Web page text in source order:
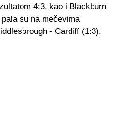
4:3, kao i Blackburn
su na mečevima
- Cardiff (1:3).